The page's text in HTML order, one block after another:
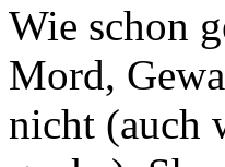
Wie schon
Mord,
nicht (auch